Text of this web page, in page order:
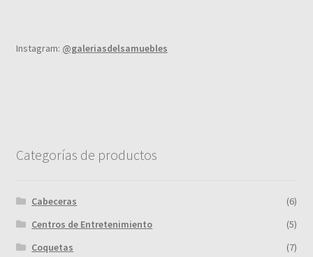
Instagram: @galeriasdelsamuebles
Categorías de productos
Cabeceras
(6)
Centros de Entretenimiento
(5)
Coquetas
(7)